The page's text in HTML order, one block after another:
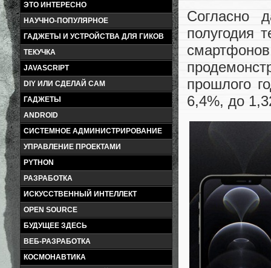
ЭТО ИНТЕРЕСНО
НАУЧНО-ПОПУЛЯРНОЕ
ГАДЖЕТЫ И УСТРОЙСТВА ДЛЯ ГИКОВ
ТЕКУЧКА
JAVASCRIPT
DIY ИЛИ СДЕЛАЙ САМ
ГАДЖЕТЫ
ANDROID
СИСТЕМНОЕ АДМИНИСТРИРОВАНИЕ
УПРАВЛЕНИЕ ПРОЕКТАМИ
PYTHON
РАЗРАБОТКА
ИСКУССТВЕННЫЙ ИНТЕЛЛЕКТ
OPEN SOURCE
БУДУЩЕЕ ЗДЕСЬ
ВЕБ-РАЗРАБОТКА
КОСМОНАВТИКА
Согласно
полугодия
прошлого
6,4%, до